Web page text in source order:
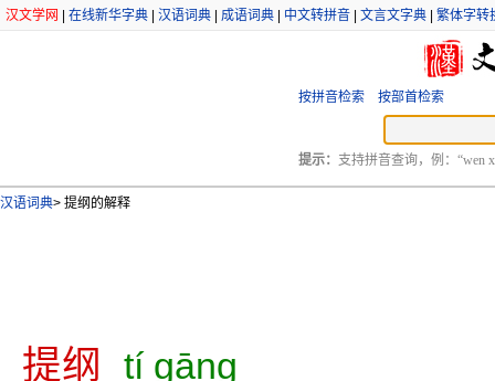
汉文学网 在线新华字典 汉语词典 成语词典 中文转拼音 文言文字典 繁体字转
按拼音检索 按部首检索
提示： 支持拼音查询，例：“wen
汉语词典> 提纲的解释
提纲 tí gāng